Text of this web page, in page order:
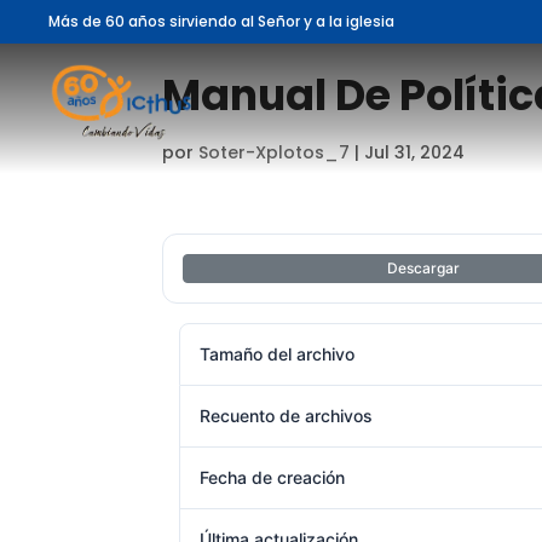
Más de 60 años sirviendo al Señor y a la iglesia
Manual De
porSoter-Xplotos_7|Jul 31, 2024
Descargar
Tamaño del archivo
Recuento de archivos
Fecha de creación